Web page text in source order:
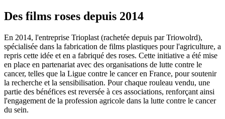
Des films roses depuis 2014
En 2014, l'entreprise Trioplast (rachetée depuis par Triowolrd),
spécialisée dans la fabrication de films plastiques pour l'agriculture, a
repris cette idée et en a fabriqué des roses. Cette initiative a été mise
en place en partenariat avec des organisations de lutte contre le
cancer, telles que la Ligue contre le cancer en France, pour soutenir
la recherche et la sensibilisation. Pour chaque rouleau vendu, une
partie des bénéfices est reversée à ces associations, renforçant ainsi
l'engagement de la profession agricole dans la lutte contre le cancer
du sein.